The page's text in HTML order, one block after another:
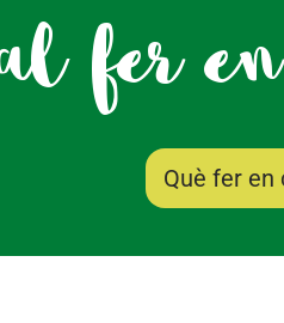
fer
Què fer en